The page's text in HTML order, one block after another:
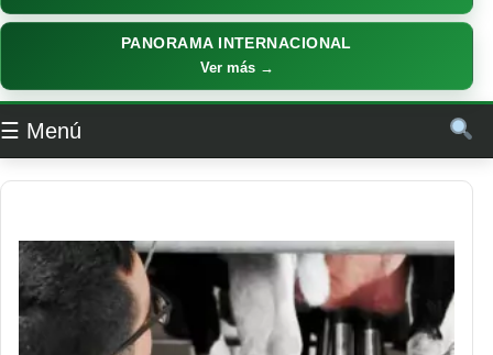
PANORAMA INTERNACIONAL
Ver más →
☰ Menú